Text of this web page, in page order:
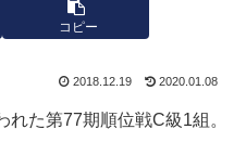
コピー
2018.12.19 2020.01.08
た第77期順位戦C級1組。